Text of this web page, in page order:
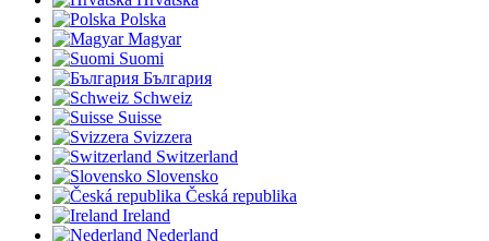
Polska
Magyar
Suomi
България
Schweiz
Suisse
Svizzera
Switzerland
Slovensko
Česká republika
Ireland
Nederland